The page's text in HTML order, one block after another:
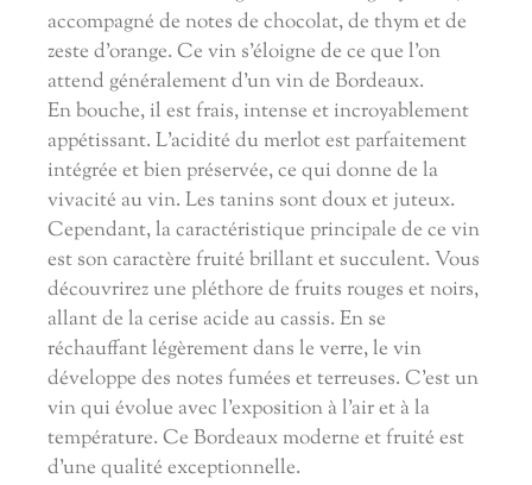
accompagné de notes de chocolat, de thym et de
zeste d'orange. Ce vin s'éloigne de ce que l'on
attend généralement d'un vin de Bordeaux.
En bouche, il est frais, intense et incroyablement
appétissant. L'acidité du merlot est parfaitement
intégrée et bien préservée, ce qui donne de la
vivacité au vin. Les tanins sont doux et juteux.
Cependant, la caractéristique principale de ce vin
est son caractère fruité brillant et succulent. Vous
découvrirez une pléthore de fruits rouges et noirs,
allant de la cerise acide au cassis. En se
réchauffant légèrement dans le verre, le vin
développe des notes fumées et terreuses. C'est un
vin qui évolue avec l'exposition à l'air et à la
température. Ce Bordeaux moderne et fruité est
d'une qualité exceptionnelle.